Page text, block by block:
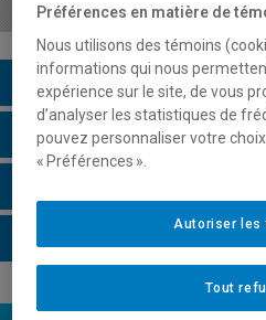
Description du cours
Horaire - Été 2026
Préférences en matière de
Nous utilisons des témoins
informations qui nous
expérience sur le site, de vous
d’analyser les statistiques de
pouvez personnaliser votre
« Préférences ».
Tout
Autoriser les